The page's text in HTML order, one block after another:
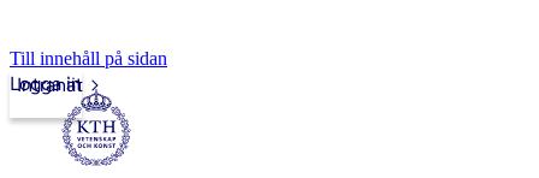
Till innehåll på sidan
Intranät
Logga in